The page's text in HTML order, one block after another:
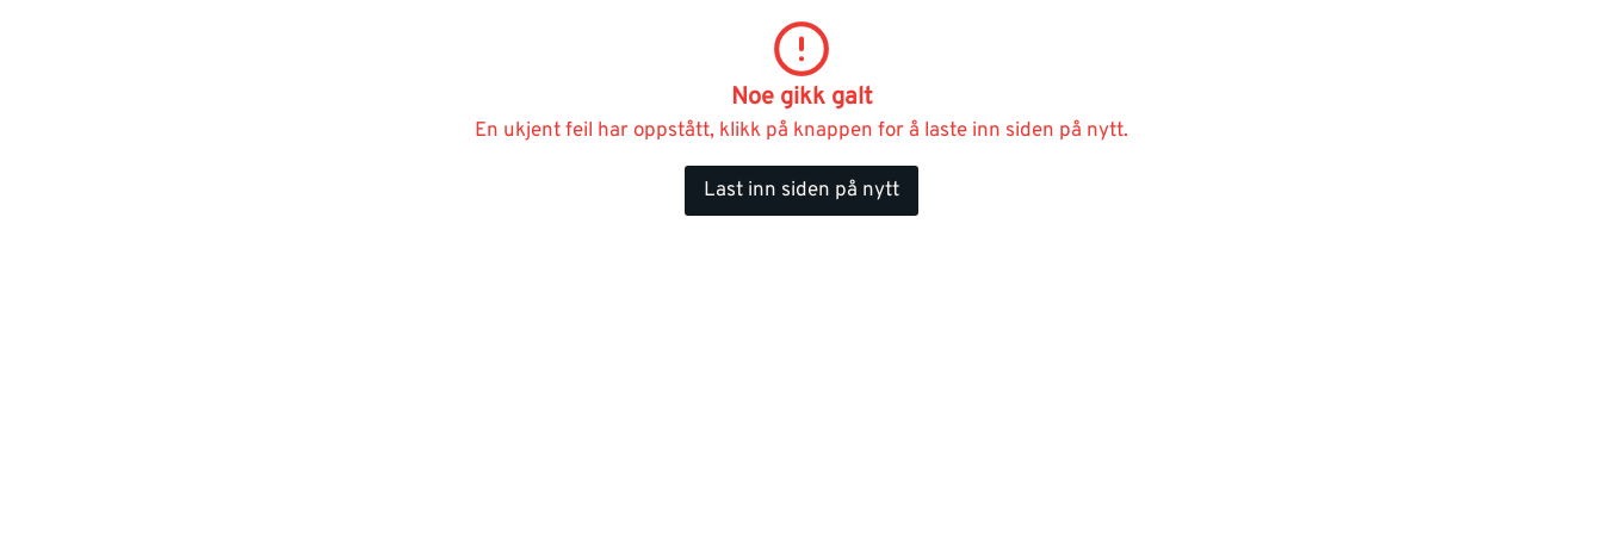
Noe gikk galt
En ukjent feil har oppstått, klikk på knappen for å laste inn siden på nytt.
Last inn siden på nytt